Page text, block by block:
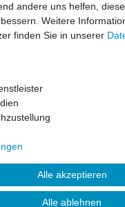
| Alle Rechte vorbehalten.
mbH.
Warenzeichen sowie
sind Eigentum Ihrer
hier nur der
Händler, ansonsten
Logo, die Minifigur,
BIONICLE,
Markenzeichen
andere uns helfen,
Weitere
finden Sie in unserer
Alle akzeptieren
Alle ablehnen